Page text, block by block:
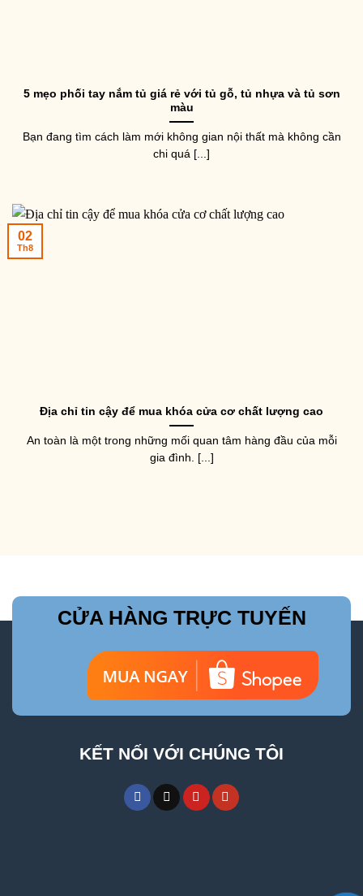
5 mẹo phối tay nắm tủ giá rẻ với tủ gỗ, tủ nhựa và tủ sơn
màu
Bạn đang tìm cách làm mới không gian nội thất mà không cần
chi quá [...]
Địa chỉ tin cậy để mua khóa cửa cơ chất lượng cao
An toàn là một trong những mối quan tâm hàng đầu của mỗi
gia đình. [...]
02
Th8
CỬA HÀNG TRỰC TUYẾN
KẾT NỐI VỚI CHÚNG TÔI